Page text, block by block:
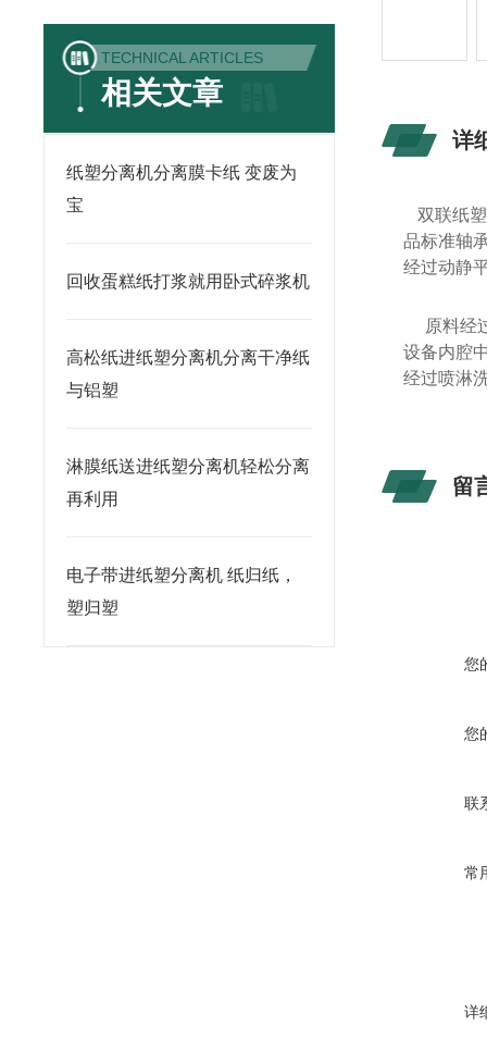
TECHNICAL ARTICLES
相关文章
纸塑分离机分离膜卡纸 变废为
宝
回收蛋糕纸打浆就用卧式碎浆机
高松纸进纸塑分离机分离干净纸
与铝塑
淋膜纸送进纸塑分离机轻松分离
再利用
电子带进纸塑分离机 纸归纸，
塑归塑
详
双联纸
品标准轴
经过动静
原料经
设备内腔
经过喷淋
留
您
您
联
常
详